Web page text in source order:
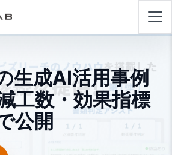
生成AI活用事例
工数・効果指標
公開